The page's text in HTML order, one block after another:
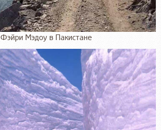
Фэйри Мэдоу в Пакистане